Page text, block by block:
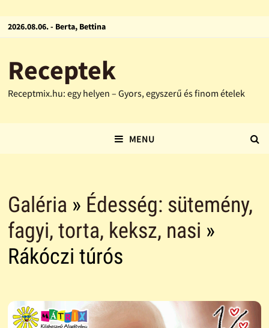
2026.08.06. - Berta, Bettina
Receptek
Receptmix.hu: egy helyen – Gyors, egyszerű és finom ételek
MENU
Galéria » Édesség: sütemény,
fagyi, torta, keksz, nasi »
Rákóczi túrós